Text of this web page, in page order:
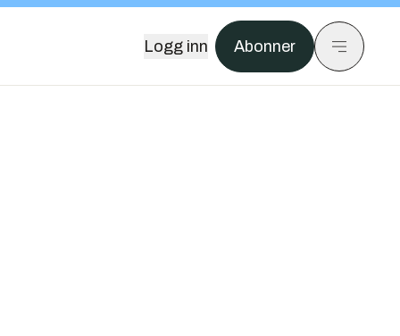
Logg inn Abonner